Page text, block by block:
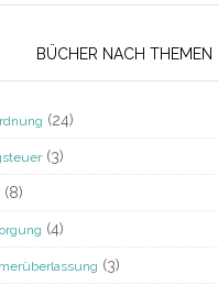
BÜCHER NACH THEMEN
(24)
(3)
(8)
(4)
(3)